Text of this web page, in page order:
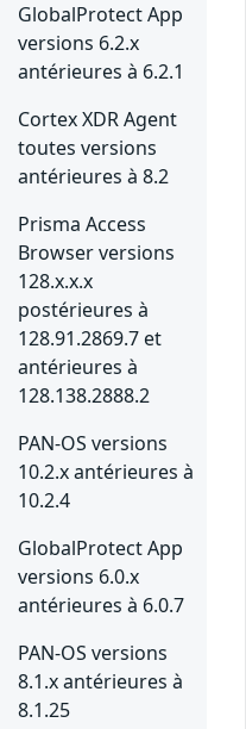
GlobalProtect App
versions 6.2.x
antérieures à 6.2.1
Cortex XDR Agent
toutes versions
antérieures à 8.2
Prisma Access
Browser versions
128.x.x.x
postérieures à
128.91.2869.7 et
antérieures à
128.138.2888.2
PAN-OS versions
10.2.x antérieures à
10.2.4
GlobalProtect App
versions 6.0.x
antérieures à 6.0.7
PAN-OS versions
8.1.x antérieures à
8.1.25